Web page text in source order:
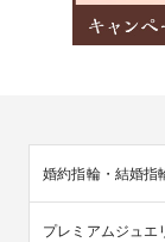
婚約指輪・結婚指
プレミアムジュエ